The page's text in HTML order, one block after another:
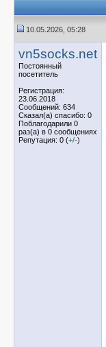
10.05.2026, 05:28
vn5socks.net
Постоянный
посетитель
Регистрация:
23.06.2018
Сообщений: 634
Сказал(а) спасибо: 0
Поблагодарили 0
раз(а) в 0 сообщениях
Репутация: 0 (+/-)